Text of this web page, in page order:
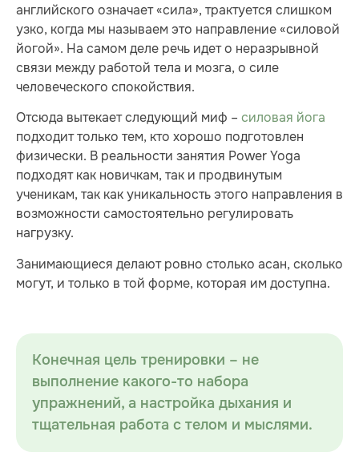
английского означает «сила», трактуется слишком
узко, когда мы называем это направление «силовой
йогой». На самом деле речь идет о неразрывной
связи между работой тела и мозга, о силе
человеческого спокойствия.
Отсюда вытекает следующий миф – силовая йога
подходит только тем, кто хорошо подготовлен
физически. В реальности занятия Power Yoga
подходят как новичкам, так и продвинутым
ученикам, так как уникальность этого направления в
возможности самостоятельно регулировать
нагрузку.
Занимающиеся делают ровно столько асан, сколько
могут, и только в той форме, которая им доступна.
Конечная цель тренировки – не
выполнение какого-то набора
упражнений, а настройка дыхания и
тщательная работа с телом и мыслями.